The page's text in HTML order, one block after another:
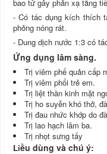
bao tử gây phản xạ tăng
- Có tác dụng kích thích
phỏng nóng rát.
- Dung dịch nước 1:3 có
Ứng dụng lâm sàng.
Trị viêm phế quản cấp
Trị viêm phổi trẻ em.
Trị liệt thần kinh mặt
Trị ho suyễn khó thở,
Trị đau nhức khớp do
Trị lao hạch lâm ba.
Trị nhọt sưng tấy
Liều dùng và chú ý: